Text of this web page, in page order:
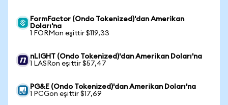
FormFactor (Ondo Tokenized)'dan Amerikan
Doları'na
1 FORMon eşittir $119,33
nLIGHT (Ondo Tokenized)'dan Amerikan Doları'na
1 LASRon eşittir $57,47
PG&E (Ondo Tokenized)'dan Amerikan Doları'na
1 PCGon eşittir $17,69